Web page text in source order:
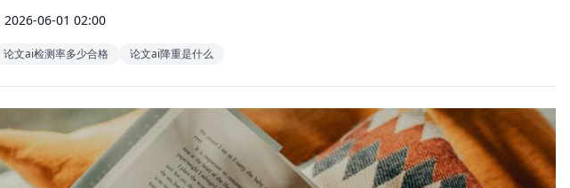
2026-06-01 02:00
论文ai检测率多少合格 论文ai降重是什么